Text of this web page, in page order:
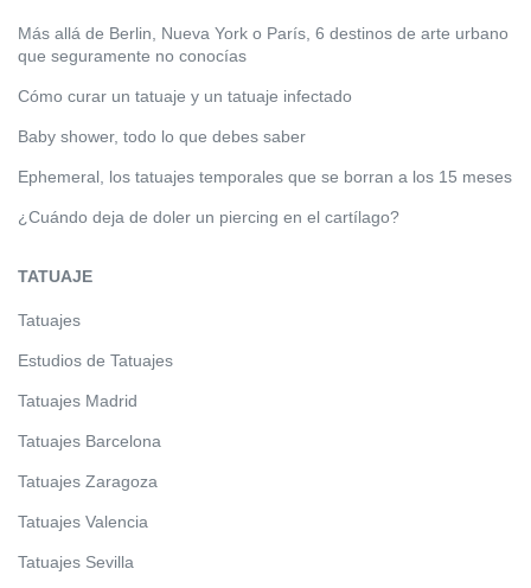
Más allá de Berlin, Nueva York o París, 6 destinos de arte urbano
que seguramente no conocías
Cómo curar un tatuaje y un tatuaje infectado
Baby shower, todo lo que debes saber
Ephemeral, los tatuajes temporales que se borran a los 15 meses
¿Cuándo deja de doler un piercing en el cartílago?
TATUAJE
Tatuajes
Estudios de Tatuajes
Tatuajes Madrid
Tatuajes Barcelona
Tatuajes Zaragoza
Tatuajes Valencia
Tatuajes Sevilla